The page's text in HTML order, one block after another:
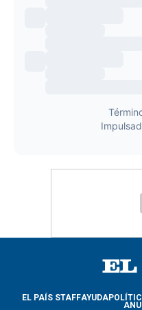
EL PAÍS STAFFAYUDA